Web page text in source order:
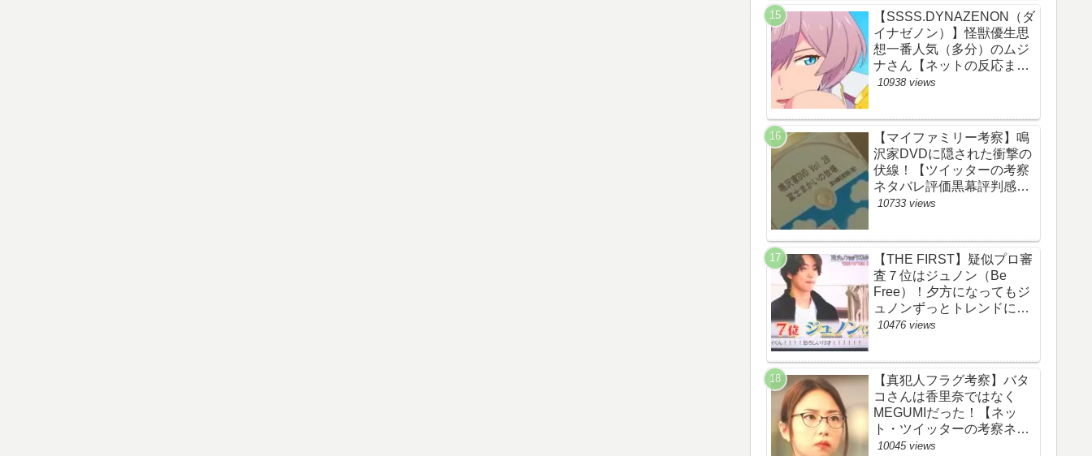
じ伏線まとめ】
【SSSS.DYNAZENON（ダ
イナゼノン）】怪獣優生思
想一番人気（多分）のムジ
ナさん【ネットの反応まと
め】
10938 views
【マイファミリー考察】鳴
沢家DVDに隠された衝撃の
伏線！【ツイッターの考察
ネタバレ評価黒幕評判感想
批判原作犯人キャスト脚本
10733 views
【THE FIRST】疑似プロ審
査７位はジュノン（Be
Free）！夕方になってもジ
ュノンずっとトレンドにい
るww【ザファースト・ネッ
BE:FIRST・ビーファース
ト】
10476 views
【真犯人フラグ考察】バタ
コさんは香里奈ではなく
MEGUMIだった！【ネッ
ト・ツイッターの考察ネタ
バレ感想評価評判あらすじ
10045 views